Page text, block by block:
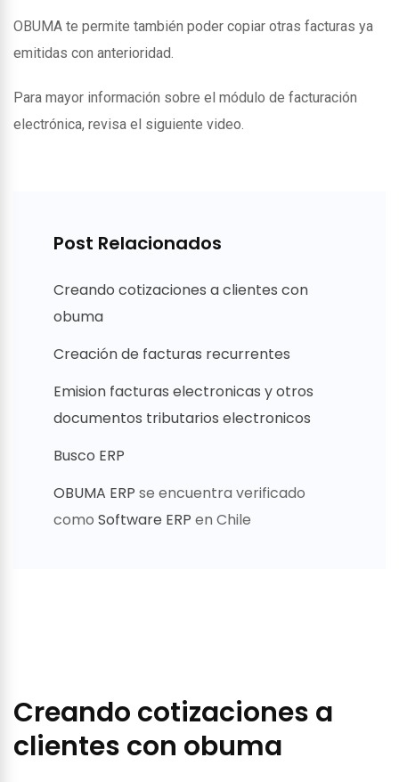
OBUMA te permite también poder copiar otras facturas ya
emitidas con anterioridad.
Para mayor información sobre el módulo de facturación
electrónica, revisa el siguiente video.
Post Relacionados
Creando cotizaciones a clientes con
obuma
Creación de facturas recurrentes
Emision facturas electronicas y otros
documentos tributarios electronicos
Busco ERP
OBUMA ERP se encuentra verificado
como Software ERP en Chile
Creando cotizaciones a
clientes con obuma